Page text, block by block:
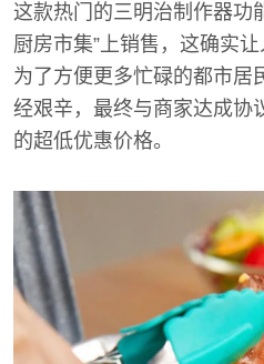
这款热门的三明治制作器功
厨房市集”上销售，这确实
为了方便更多忙碌的都市居
经艰辛，最终与商家达成协
的超低优惠价格。